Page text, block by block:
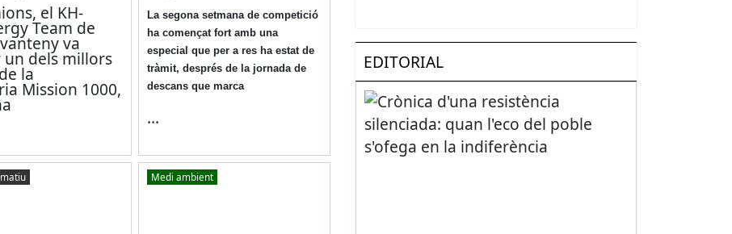
el KH-
Team de
va
dels millors
la
Mission 1000,
La segona setmana de competició
ha començat fort amb una
especial que per a res ha estat de
tràmit, després de la jornada de
descans que marca
...
Medi ambient
EDITORIAL